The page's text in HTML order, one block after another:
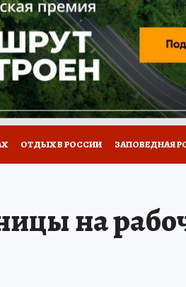
КОНКУРСЫ РАБОТА У НАС
ОТДЫХ В РОССИИ ЗАПОВЕДНАЯ
на